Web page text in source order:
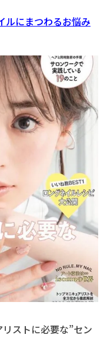
ルにまつわるお悩み
ストに必要な”セン